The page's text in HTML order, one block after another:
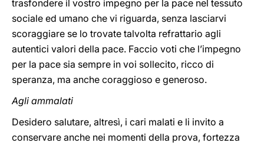
trasfondere il vostro impegno per la pace nel tessuto
sociale ed umano che vi riguarda, senza lasciarvi
scoraggiare se lo trovate talvolta refrattario agli
autentici valori della pace. Faccio voti che l’impegno
per la pace sia sempre in voi sollecito, ricco di
speranza, ma anche coraggioso e generoso.
Agli ammalati
Desidero salutare, altresì, i cari malati e li invito a
conservare anche nei momenti della prova, fortezza